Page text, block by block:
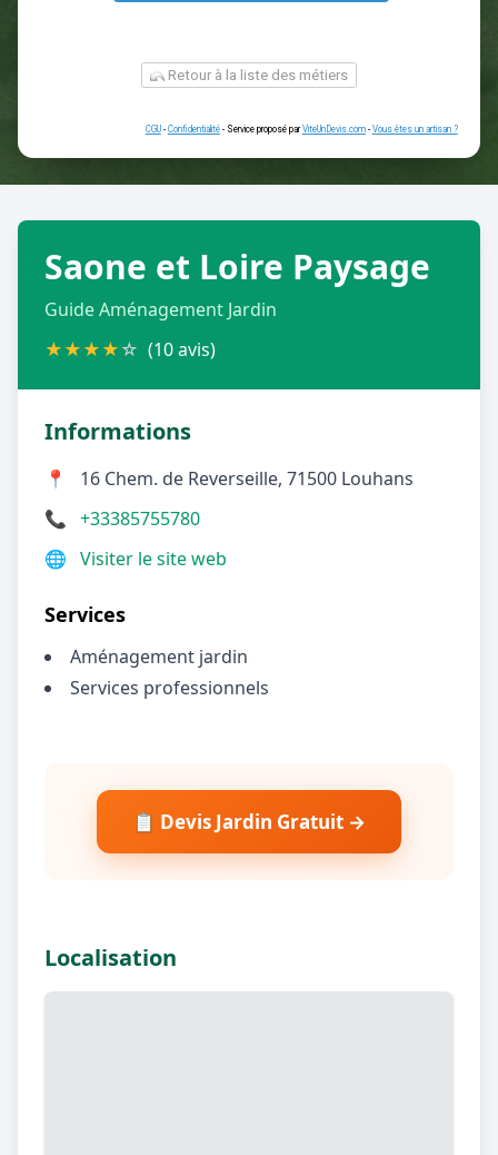
ou
Retour à la liste des métiers
- Confidentialité
Saone et Loire Paysage
Guide Aménagement Jardin
★★★★☆ (10 avis)
Informations
📍
16 Chem. de Reverseille, 71500 Louhans
📞 +33385755780
🌐 Visiter le site web
Services
Aménagement jardin
Services professionnels
📋 Devis Jardin Gratuit →
Localisation